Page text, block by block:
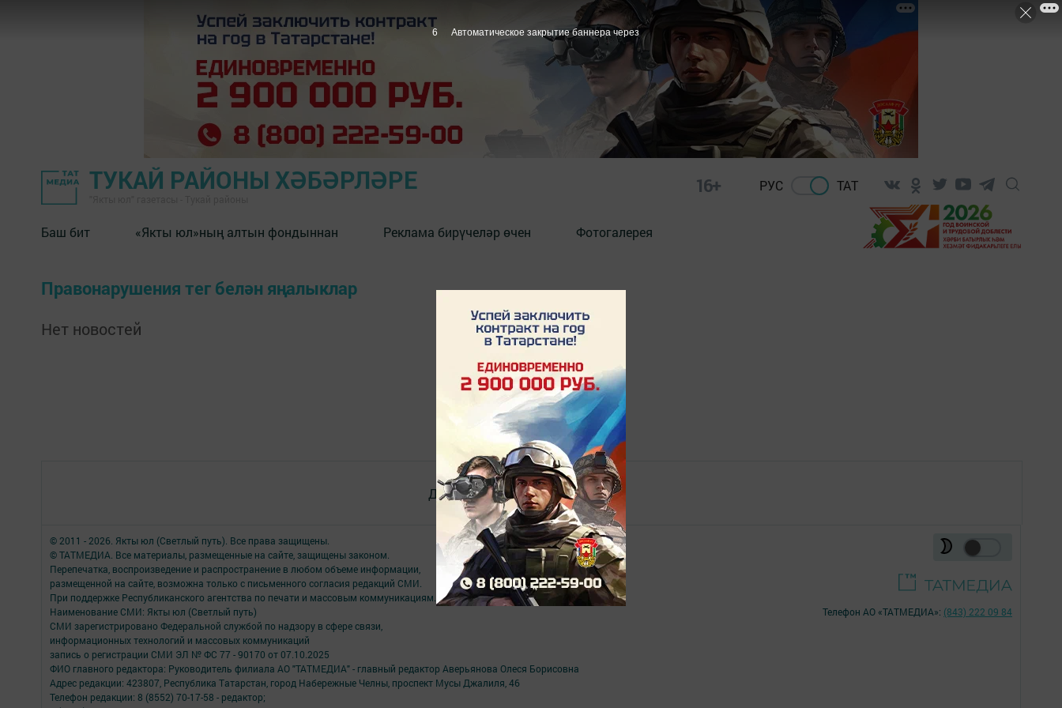
ТУКАЙ РАЙОНЫ ХӘБӘРЛӘРЕ 16+ РУС ТАТ
Баш бит «Якты юл»ның алтын фондыннан Реклама бирүчеләр өчен Фотогалерея
Правонарушения тег белән яңалыклар
Нет новостей
Документлар Төрле темалар
© 2011 - 2026. Якты юл (Светлый путь). Все права защищены.
© ТАТМЕДИА. Все материалы, размещенные на сайте, защищены законом.
Перепечатка, воспроизведение и распространение в любом объеме информации,
размещенной на сайте, возможна только с письменного согласия редакций СМИ.
При поддержке Республиканского агентства по печати и массовым коммуникациям.
Наименование СМИ: Якты юл (Светлый путь)
СМИ зарегистрировано Федеральной службой по надзору в сфере связи,
информационных технологий и массовых коммуникаций
запись о регистрации СМИ ЭЛ № ФС 77 - 90170 от 07.10.2025
ФИО главного редактора: Руководитель филиала АО "ТАТМЕДИА" - главный редактор Аверьянова Олеся Борисовна
Адрес редакции: 423807, Республика Татарстан, город Набережные Челны, проспект Мусы Джалиля, 46
Телефон редакции: 8 (8552) 70-17-58 - редактор;
Телефон АО «ТАТМЕДИА»: (843) 222 09 84
6 Автоматическое закрытие баннера через